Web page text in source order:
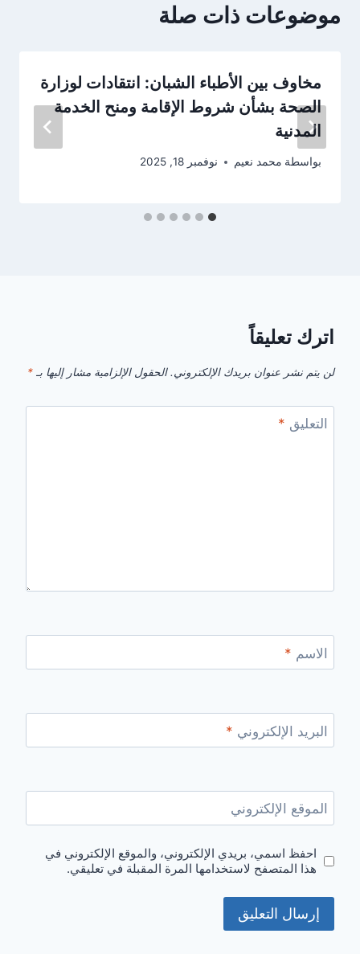
موضوعات ذات صلة
مخاوف بين الأطباء الشبان: انتقادات لوزارة
الصحة بشأن شروط الإقامة ومنح الخدمة
المدنية
بواسطة محمد نعيم نوفمبر 18, 2025
اترك تعليقاً
لن يتم نشر عنوان بريدك الإلكتروني. الحقول الإلزامية مشار إليها بـ *
التعليق *
الاسم *
البريد الإلكتروني *
الموقع الإلكتروني
احفظ اسمي، بريدي الإلكتروني، والموقع الإلكتروني في
هذا المتصفح لاستخدامها المرة المقبلة في تعليقي.